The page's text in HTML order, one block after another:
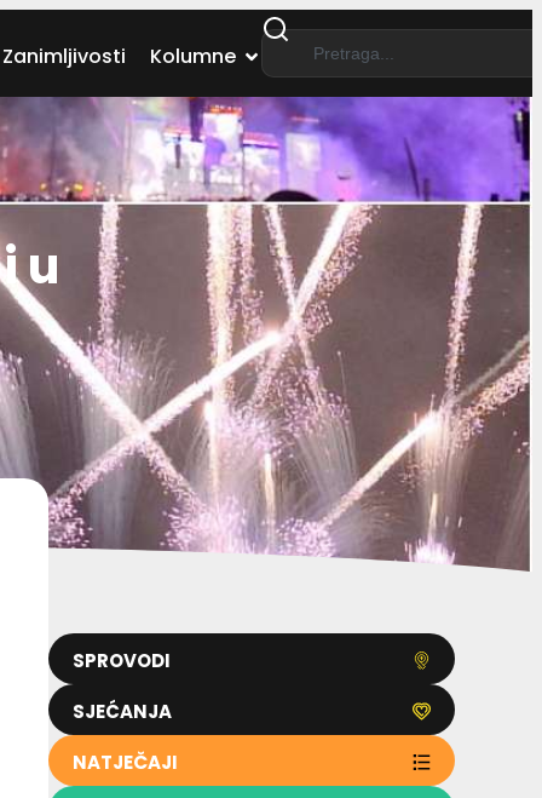
Zanimljivosti Kolumne
u
SPROVODI
SJEĆANJA
NATJEČAJI